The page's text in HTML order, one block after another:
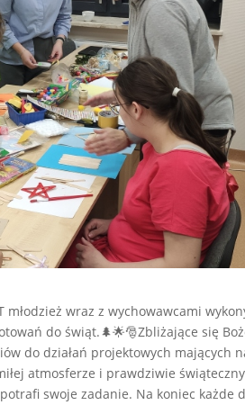
wraz z wychowawcami
do świąt.🌲🌟🎅Zbliżające się
do działań projektowych mających
atmosferze i prawdziwie
swoje zadanie. Na koniec każde